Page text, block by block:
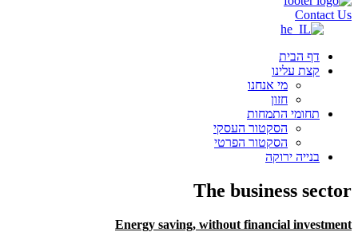
Contact Us
דף הבית
קצת עלינו
מי אנחנו
חזון
תחומי התמחות
הסקטור העסקי
הסקטור הפרטי
בנייה ירוקה
The business sector
Energy saving, without financial investment